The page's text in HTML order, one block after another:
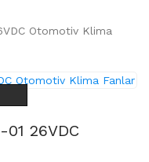
Otomotiv Klima
26VDC